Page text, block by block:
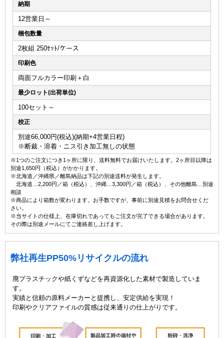
納期
12営業日～
梱包数量
2枚組 250ｾｯﾄ/ケース
印刷色
両面フルカラー印刷＋白
最少ロット(出荷単位)
100セット～
校正
別途66,000円(税込)(納期+4営業日程)
※断裁・溶着・ニス引き加工無しの状態
※1つのご注文につき1ヶ所に限り、送料無料でお届けいたします。2ヶ所目以降は
別途1,650円（税込）がかかります。
※北海道／沖縄県／離島納品は下記の別途送料が発生します。
北海道…2,200円／箱（税込）、沖縄…3,300円／箱（税込）、その他離島…別途
相談
※商品により箱数が変わります。お手数ですが、事前に別途見積をお問合せくだ
さい。
※当サイトの仕様上、在庫切れであってもご注文が完了できる場合があります。
その際は別途メールにてご連絡差し上げます。
弊社再生PP50%リサイクルの流れ
廃プラスチックや紙くずなどを再資源化した素材で製造していま
す。
実績と信頼の原料メーカーと提携し、安定供給を実現！
印刷やクリアファイルの質感は従来通りの仕上がりです。